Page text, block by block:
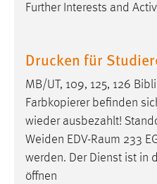
Further Interests and
Drucken für
MB/UT, 109, 125, 126
Farbkopierer befinden
wieder ausbezahlt!
Weiden EDV-Raum 233
werden. Der Dienst ist in
öffnen
Sprache
Cookie Laufzeit: 30 Tage
Chat
Name: